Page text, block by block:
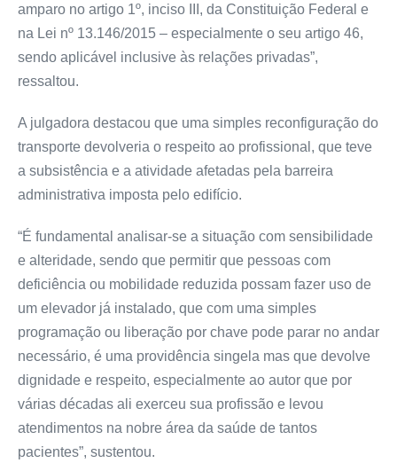
amparo no artigo 1º, inciso III, da Constituição Federal e
na Lei nº 13.146/2015 – especialmente o seu artigo 46,
sendo aplicável inclusive às relações privadas”,
ressaltou.
A julgadora destacou que uma simples reconfiguração do
transporte devolveria o respeito ao profissional, que teve
a subsistência e a atividade afetadas pela barreira
administrativa imposta pelo edifício.
“É fundamental analisar-se a situação com sensibilidade
e alteridade, sendo que permitir que pessoas com
deficiência ou mobilidade reduzida possam fazer uso de
um elevador já instalado, que com uma simples
programação ou liberação por chave pode parar no andar
necessário, é uma providência singela mas que devolve
dignidade e respeito, especialmente ao autor que por
várias décadas ali exerceu sua profissão e levou
atendimentos na nobre área da saúde de tantos
pacientes”, sustentou.